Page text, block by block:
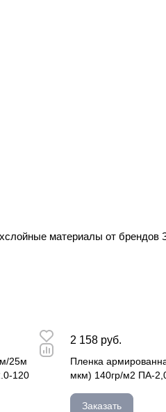
материалы от брендов
25м
120
2 158 руб.
Пленка
мкм) 140гр/м2 ПА-
Заказать